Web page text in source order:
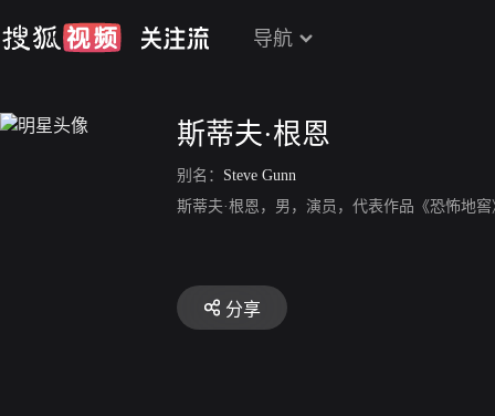
导航
斯蒂夫·根恩
别名： Steve Gunn
斯蒂夫·根恩，男，演员，代表作品《恐怖地
分享